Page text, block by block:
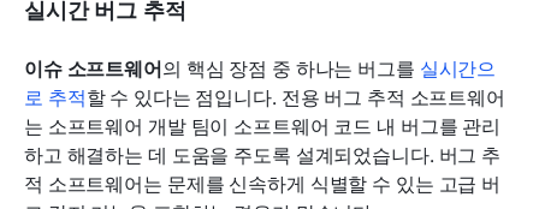
실시간 버그 추적
이슈 소프트웨어의 핵심 장점 중 하나는 버그를 실시간으
로 추적할 수 있다는 점입니다. 전용 버그 추적 소프트웨어
는 소프트웨어 개발 팀이 소프트웨어 코드 내 버그를 관리
하고 해결하는 데 도움을 주도록 설계되었습니다. 버그 추
적 소프트웨어는 문제를 신속하게 식별할 수 있는 고급 버